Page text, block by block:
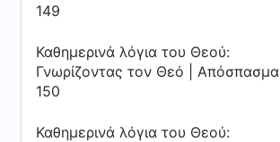
149
Καθημερινά λόγια του Θεού:
Γνωρίζοντας τον Θεό | Απόσπασμα
150
Καθημερινά λόγια του Θεού: